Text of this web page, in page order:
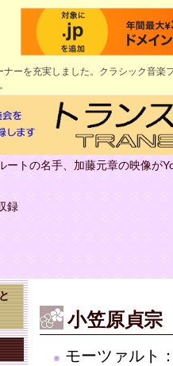
ナーを充実しました。クラシック音
ートの名手、加藤元章の映像が
録
小笠原貞宗
モーツァルト